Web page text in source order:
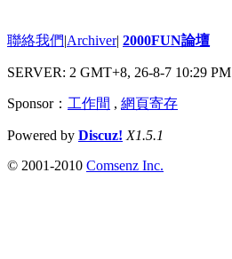
聯絡我們|Archiver| 2000FUN論壇
SERVER: 2 GMT+8, 26-8-7 10:29 PM
Sponsor： 工作間 , 網頁寄存
Powered by Discuz! X1.5.1
© 2001-2010 Comsenz Inc.